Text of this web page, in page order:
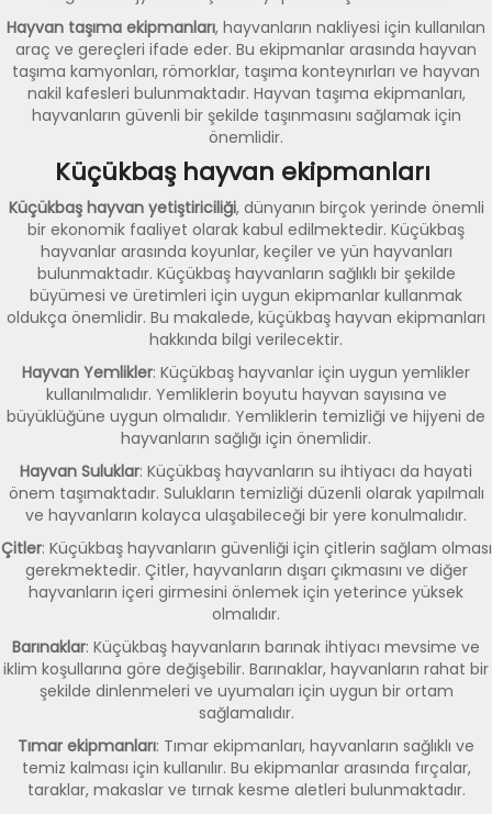
Hayvan taşıma ekipmanları, hayvanların nakliyesi için kullanılan
araç ve gereçleri ifade eder. Bu ekipmanlar arasında hayvan
taşıma kamyonları, römorklar, taşıma konteynırları ve hayvan
nakil kafesleri bulunmaktadır. Hayvan taşıma ekipmanları,
hayvanların güvenli bir şekilde taşınmasını sağlamak için
önemlidir.
Küçükbaş hayvan ekipmanları
Küçükbaş hayvan yetiştiriciliği, dünyanın birçok yerinde önemli
bir ekonomik faaliyet olarak kabul edilmektedir. Küçükbaş
hayvanlar arasında koyunlar, keçiler ve yün hayvanları
bulunmaktadır. Küçükbaş hayvanların sağlıklı bir şekilde
büyümesi ve üretimleri için uygun ekipmanlar kullanmak
oldukça önemlidir. Bu makalede, küçükbaş hayvan ekipmanları
hakkında bilgi verilecektir.
Hayvan Yemlikler: Küçükbaş hayvanlar için uygun yemlikler
kullanılmalıdır. Yemliklerin boyutu hayvan sayısına ve
büyüklüğüne uygun olmalıdır. Yemliklerin temizliği ve hijyeni de
hayvanların sağlığı için önemlidir.
Hayvan Suluklar: Küçükbaş hayvanların su ihtiyacı da hayati
önem taşımaktadır. Sulukların temizliği düzenli olarak yapılmalı
ve hayvanların kolayca ulaşabileceği bir yere konulmalıdır.
Çitler: Küçükbaş hayvanların güvenliği için çitlerin sağlam olması
gerekmektedir. Çitler, hayvanların dışarı çıkmasını ve diğer
hayvanların içeri girmesini önlemek için yeterince yüksek
olmalıdır.
Barınaklar: Küçükbaş hayvanların barınak ihtiyacı mevsime ve
iklim koşullarına göre değişebilir. Barınaklar, hayvanların rahat bir
şekilde dinlenmeleri ve uyumaları için uygun bir ortam
sağlamalıdır.
Tımar ekipmanları: Tımar ekipmanları, hayvanların sağlıklı ve
temiz kalması için kullanılır. Bu ekipmanlar arasında fırçalar,
taraklar, makaslar ve tırnak kesme aletleri bulunmaktadır.